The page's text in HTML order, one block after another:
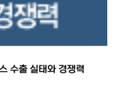
수출 실태와 경쟁력